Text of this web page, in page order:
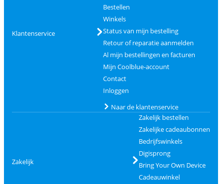
Klantenservice
Bestellen
Winkels
Status van mijn bestelling
Retour of reparatie aanmelden
Al mijn bestellingen en facturen
Mijn Coolblue-account
Contact
Inloggen
Naar de klantenservice
Zakelijk
Zakelijk bestellen
Zakelijke cadeaubonnen
Bedrijfswinkels
Digisprong
Bring Your Own Device
Cadeauwinkel